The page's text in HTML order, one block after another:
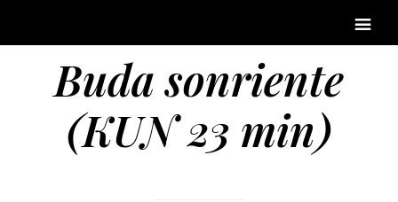
Buda sonriente
(KUN 23 min)